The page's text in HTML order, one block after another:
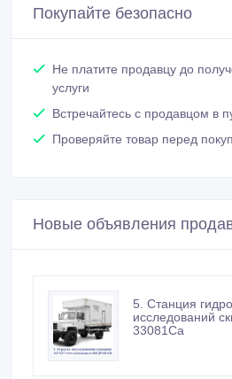
Покупайте безопасно
Не платите продавцу до
услуги
Встречайтесь с продавцом в
Проверяйте товар перед
Новые объявления
5. Станция
исследований
33081Са